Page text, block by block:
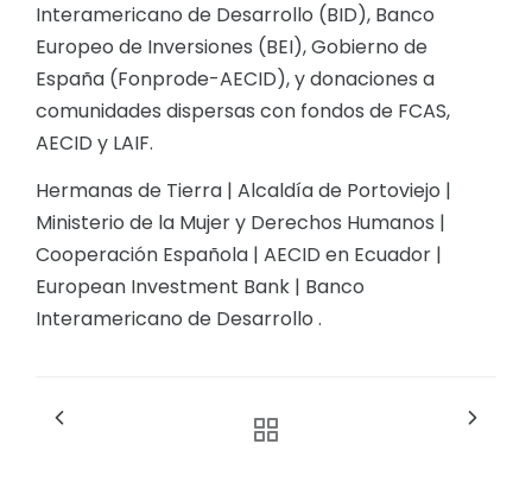
Interamericano de Desarrollo (BID), Banco
Europeo de Inversiones (BEI), Gobierno de
España (Fonprode-AECID), y donaciones a
comunidades dispersas con fondos de FCAS,
AECID y LAIF.
Hermanas de Tierra | Alcaldía de Portoviejo |
Ministerio de la Mujer y Derechos Humanos |
Cooperación Española | AECID en Ecuador |
European Investment Bank | Banco
Interamericano de Desarrollo .